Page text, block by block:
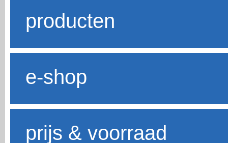
producten
e-shop
prijs & voorraad